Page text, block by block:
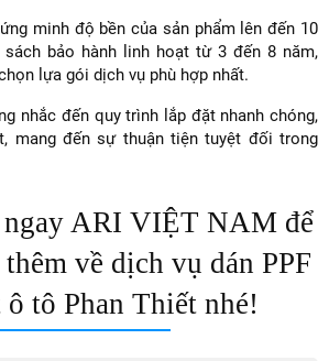
minh độ bền của sản phẩm lên đến 10
sách bảo hành linh hoạt từ 3 đến 8 năm,
lựa gói dịch vụ phù hợp nhất.
nhắc đến quy trình lắp đặt nhanh chóng,
mang đến sự thuận tiện tuyệt đối trong
ngay ARI VIỆT NAM để
về dịch vụ dán PPF
tô Phan Thiết nhé!